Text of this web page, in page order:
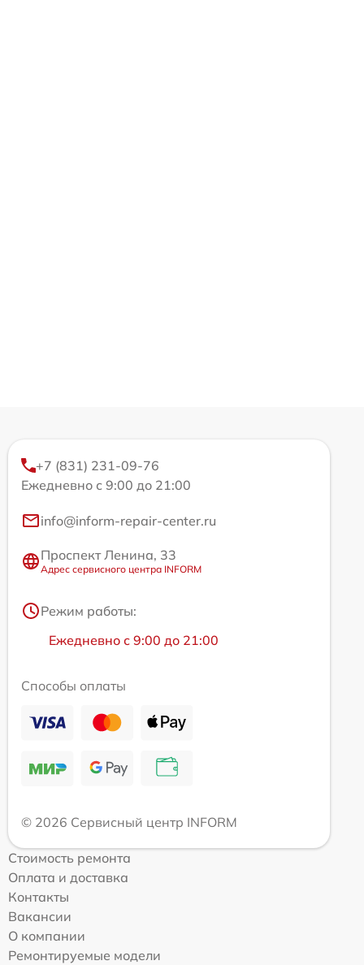
+7 (831) 231-09-76
Ежедневно с 9:00 до 21:00
info@inform-repair-center.ru
Проспект Ленина, 33
Адрес сервисного центра INFORM
Режим работы:
Ежедневно с 9:00 до 21:00
Способы оплаты
© 2026 Сервисный центр INFORM
Стоимость ремонта
Оплата и доставка
Контакты
Вакансии
О компании
Ремонтируемые модели